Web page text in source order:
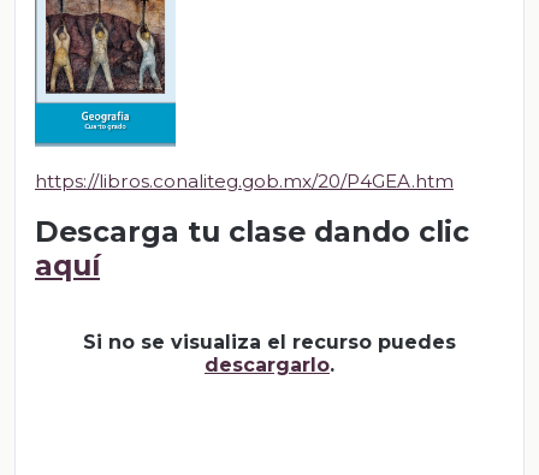
https://libros.conaliteg.gob.mx/20/P4GEA.htm
Descarga tu clase dando clic
aquí
Si no se visualiza el recurso puedes
descargarlo.